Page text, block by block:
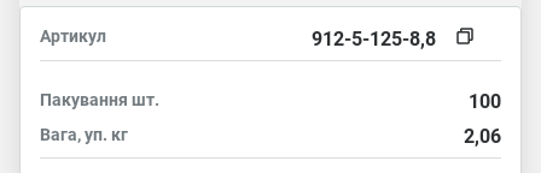
Артикул 912-5-125-8,8
Пакування шт. 100
Вага, уп. кг 2,06